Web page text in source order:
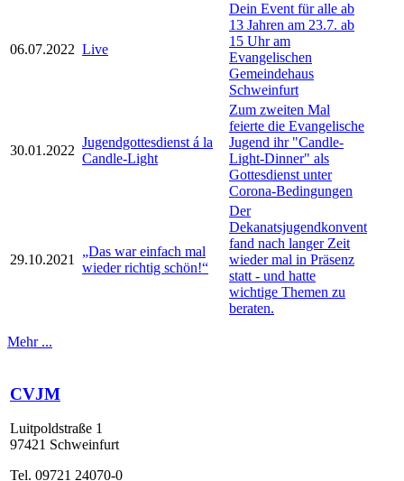
06.07.2022 Live
Dein Event für alle ab
13 Jahren am 23.7. ab
15 Uhr am
Evangelischen
Gemeindehaus
Schweinfurt
30.01.2022
Jugendgottesdienst á la
Candle-Light
Zum zweiten Mal
feierte die Evangelische
Jugend ihr "Candle-
Light-Dinner" als
Gottesdienst unter
Corona-Bedingungen
29.10.2021
„Das war einfach mal
wieder richtig schön!“
Der
Dekanatsjugendkonvent
fand nach langer Zeit
wieder mal in Präsenz
statt - und hatte
wichtige Themen zu
beraten.
Mehr ...
CVJM
Luitpoldstraße 1
97421 Schweinfurt
Tel. 09721 24070-0